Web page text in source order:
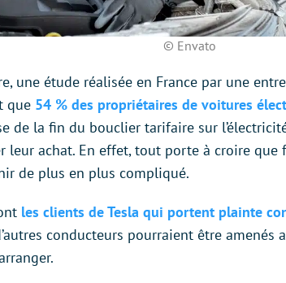
© Envato
une étude réalisée en France par une
que 54 % des propriétaires de voitures
de la fin du bouclier tarifaire sur
leur achat. En effet, tout porte à croire que
de plus en plus compliqué.
les clients de Tesla qui portent plainte
conducteurs pourraient être